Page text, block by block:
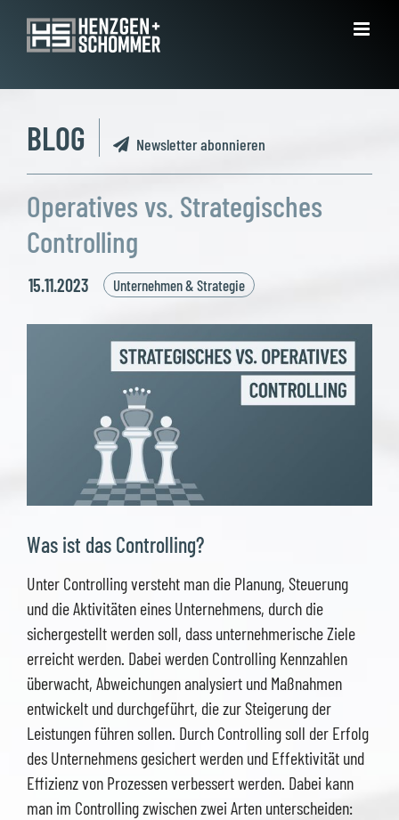
Inhalt
BLOG Newsletter abonnieren
Operatives vs. Strategisches
Controlling
15.11.2023 Unternehmen & Strategie
Was ist das Controlling?
Unter Controlling versteht man die Planung, Steuerung
und die Aktivitäten eines Unternehmens, durch die
sichergestellt werden soll, dass unternehmerische Ziele
erreicht werden. Dabei werden Controlling Kennzahlen
überwacht, Abweichungen analysiert und Maßnahmen
entwickelt und durchgeführt, die zur Steigerung der
Leistungen führen sollen. Durch Controlling soll der Erfolg
des Unternehmens gesichert werden und Effektivität und
Effizienz von Prozessen verbessert werden. Dabei kann
man im Controlling zwischen zwei Arten unterscheiden: